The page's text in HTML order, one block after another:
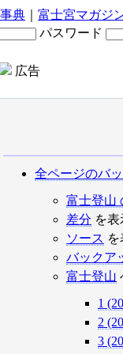
典 富士宮マガジ
パスワード
広告
全ページのバ
富士登山
差分 を表
ソース
バックア
富士登山
1
2
3